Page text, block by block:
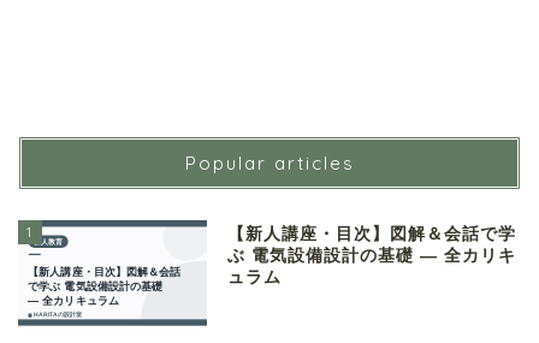
Popular articles
1
【新人講座・目次】図解＆会話で学
ぶ 電気設備設計の基礎 ― 全カリキ
ュラム